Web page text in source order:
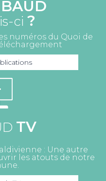
BAUD
ci ?
numéros du Quoi de
TV
: Une autre
les atouts de notre